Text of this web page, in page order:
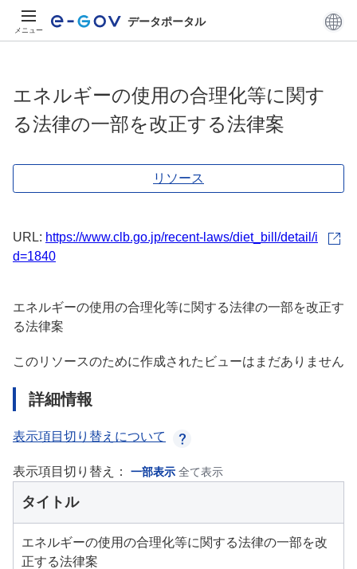
メニュー
データポータル
エネルギーの使用の合理化等に関す
る法律の一部を改正する法律案
リソース
URL: https://www.clb.go.jp/recent-laws/diet_bill/detail/i
d=1840
エネルギーの使用の合理化等に関する法律の一部を改正す
る法律案
このリソースのために作成されたビューはまだありません
詳細情報
表示項目切り替えについて
表示項目切り替え： 一部表示 全て表示
タイトル
エネルギーの使用の合理化等に関する法律の一部を改
正する法律案